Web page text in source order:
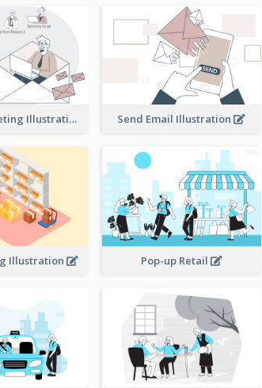
E-Mail Marketing Illustration Send Email Illustration
Illustration Pop-up Retail